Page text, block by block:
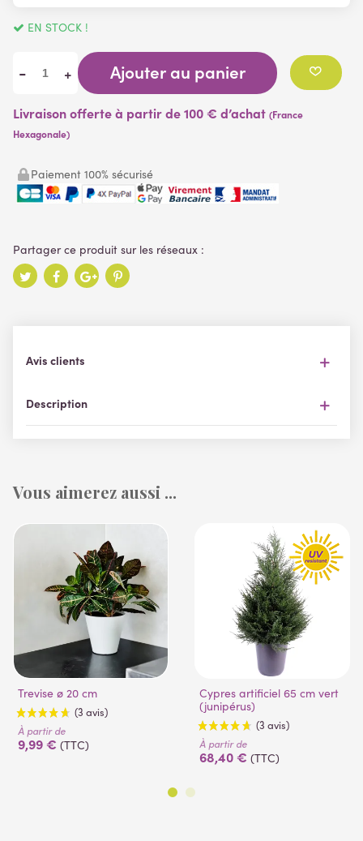
EN STOCK !
- + Ajouter au panier
Livraison offerte à partir de 100 € d’achat (France
Hexagonale)
Paiement 100% sécurisé
Description
Avis clients
Vous aimerez aussi ...
Trevise ø 20 cm
À partir de
9,99 € (TTC)
Cypres artificiel 65 cm vert
(junipérus)
À partir de
68,40 € (TTC)